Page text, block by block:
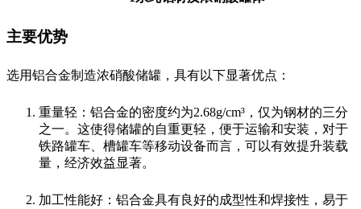
主要优势
选用铝合金制造浓硝酸储罐，具有以下显著优点：
重量轻：铝合金的密度约为2.68g/cm³，仅为钢材的三分
之一。这使得储罐的自重更轻，便于运输和安装，对于
铁路罐车、槽罐车等移动设备而言，可以有效提升装载
量，经济效益显著。
加工性能好：铝合金具有良好的成型性和焊接性，易于